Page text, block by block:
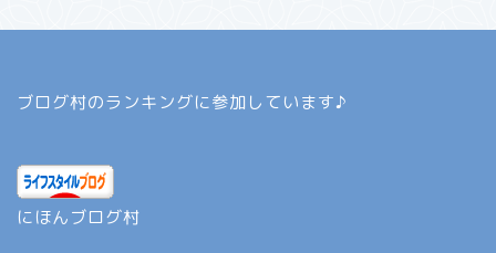
ブログ村のランキングに参加しています♪
にほんブログ村